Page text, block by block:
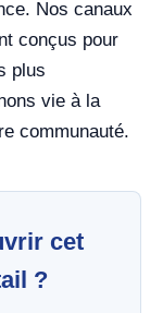
Nos canaux
conçus pour
plus
vie à la
communauté.
cet
?